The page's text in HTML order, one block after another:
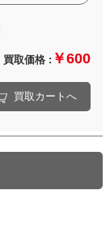
買取価格 : ￥600
買取カートへ